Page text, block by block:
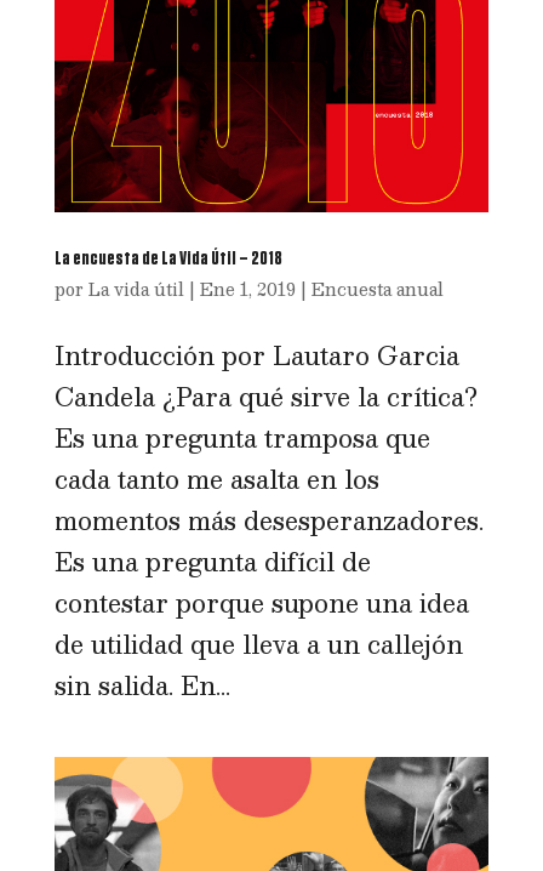
La encuesta de La Vida Útil – 2018
por La vida útil| Ene 1, 2019 | Encuesta anual
Introducción por Lautaro Garcia
Candela ¿Para qué sirve la crítica?
Es una pregunta tramposa que
cada tanto me asalta en los
momentos más desesperanzadores.
Es una pregunta difícil de
contestar porque supone una idea
de utilidad que lleva a un callejón
sin salida. En...